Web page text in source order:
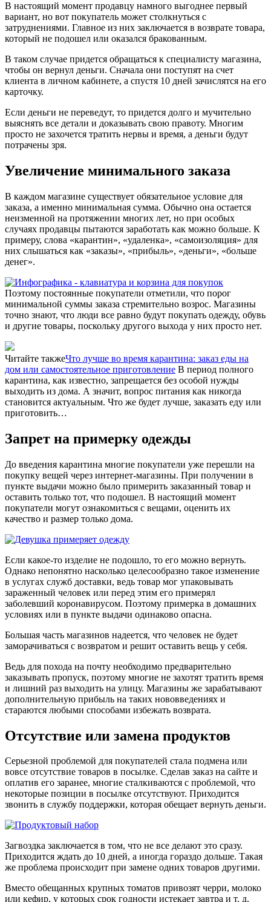
В настоящий момент продавцу намного выгоднее первый
вариант, но вот покупатель может столкнуться с
затруднениями. Главное из них заключается в возврате товара,
который не подошел или оказался бракованным.
В таком случае придется обращаться к специалисту магазина,
чтобы он вернул деньги. Сначала они поступят на счет
клиента в личном кабинете, а спустя 10 дней зачислятся на его
карточку.
Если деньги не переведут, то придется долго и мучительно
выяснять все детали и доказывать свою правоту. Многим
просто не захочется тратить нервы и время, а деньги будут
потрачены зря.
Увеличение минимального заказа
В каждом магазине существует обязательное условие для
заказа, а именно минимальная сумма. Обычно она остается
неизменной на протяжении многих лет, но при особых
случаях продавцы пытаются заработать как можно больше. К
примеру, слова «карантин», «удаленка», «самоизоляция» для
них слышаться как «заказы», «прибыль», «деньги», «больше
денег».
Поэтому постоянные покупатели отметили, что порог
минимальной суммы заказа стремительно возрос. Магазины
точно знают, что люди все равно будут покупать одежду, обувь
и другие товары, поскольку другого выхода у них просто нет.
Читайте такжеЧто лучше во время карантина: заказ еды на
дом или самостоятельное приготовление В период полного
карантина, как известно, запрещается без особой нужды
выходить из дома. А значит, вопрос питания как никогда
становится актуальным. Что же будет лучше, заказать еду или
приготовить…
Запрет на примерку одежды
До введения карантина многие покупатели уже перешли на
покупку вещей через интернет-магазины. При получении в
пункте выдачи можно было примерить заказанный товар и
оставить только тот, что подошел. В настоящий момент
покупатели могут ознакомиться с вещами, оценить их
качество и размер только дома.
Если какое-то изделие не подошло, то его можно вернуть.
Однако непонятно насколько целесообразно такое изменение
в услугах служб доставки, ведь товар мог упаковывать
зараженный человек или перед этим его примерял
заболевший коронавирусом. Поэтому примерка в домашних
условиях или в пункте выдачи одинаково опасна.
Большая часть магазинов надеется, что человек не будет
заморачиваться с возвратом и решит оставить вещь у себя.
Ведь для похода на почту необходимо предварительно
заказывать пропуск, поэтому многие не захотят тратить время
и лишний раз выходить на улицу. Магазины же зарабатывают
дополнительную прибыль на таких нововведениях и
стараются любыми способами избежать возврата.
Отсутствие или замена продуктов
Серьезной проблемой для покупателей стала подмена или
вовсе отсутствие товаров в посылке. Сделав заказ на сайте и
оплатив его заранее, многие сталкиваются с проблемой, что
некоторые позиции в посылке отсутствуют. Приходится
звонить в службу поддержки, которая обещает вернуть деньги.
Загвоздка заключается в том, что не все делают это сразу.
Приходится ждать до 10 дней, а иногда гораздо дольше. Такая
же проблема происходит при замене одних товаров другими.
Вместо обещанных крупных томатов привозят черри, молоко
или кефир, у которых срок годности истекает завтра и т. д.